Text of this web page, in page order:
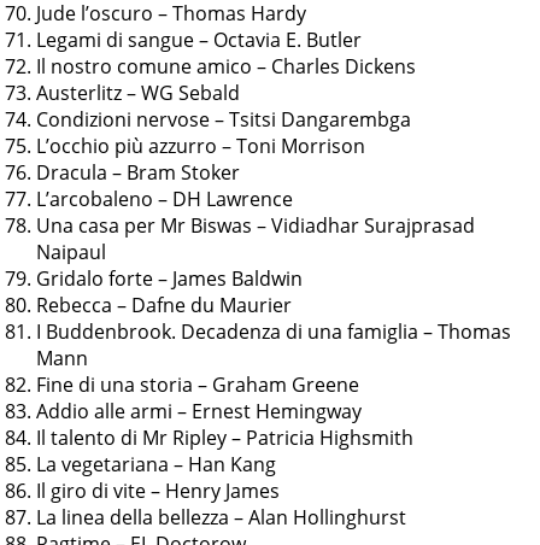
Jude l’oscuro – Thomas Hardy
Legami di sangue – Octavia E. Butler
Il nostro comune amico – Charles Dickens
Austerlitz – WG Sebald
Condizioni nervose – Tsitsi Dangarembga
L’occhio più azzurro – Toni Morrison
Dracula – Bram Stoker
L’arcobaleno – DH Lawrence
Una casa per Mr Biswas – Vidiadhar Surajprasad
Naipaul
Gridalo forte – James Baldwin
Rebecca – Dafne du Maurier
I Buddenbrook. Decadenza di una famiglia – Thomas
Mann
Fine di una storia – Graham Greene
Addio alle armi – Ernest Hemingway
Il talento di Mr Ripley – Patricia Highsmith
La vegetariana – Han Kang
Il giro di vite – Henry James
La linea della bellezza – Alan Hollinghurst